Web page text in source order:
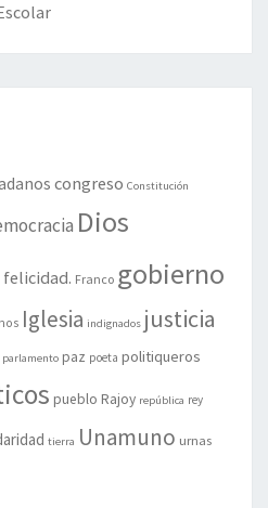
congreso Constitución
Dios
felicidad. Franco gobierno
Iglesia indignados justicia
parlamento paz poeta politiqueros
pueblo Rajoy república rey
tierra Unamuno urnas